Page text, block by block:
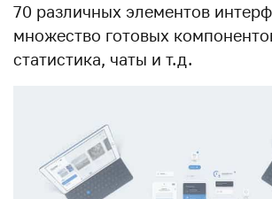
70 различных элементов
множество готовых
статистика, чаты и т.д.